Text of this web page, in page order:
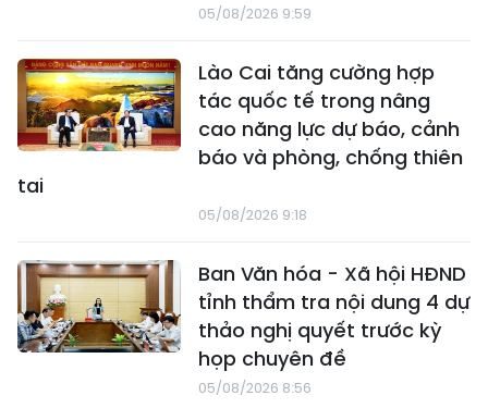
05/08/2026 9:59
Lào Cai tăng cường hợp
tác quốc tế trong nâng
cao năng lực dự báo, cảnh
báo và phòng, chống thiên
tai
05/08/2026 9:18
Ban Văn hóa - Xã hội HĐND
tỉnh thẩm tra nội dung 4 dự
thảo nghị quyết trước kỳ
họp chuyên đề
05/08/2026 8:56